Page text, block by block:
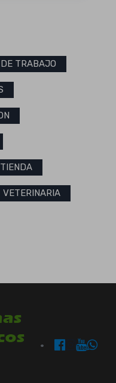
TRABAJO
TIENDA
VETERINARIA